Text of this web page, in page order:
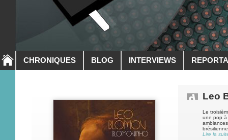
CHRONIQUES BLOG INTERVIEWS
Leo
Le
une pop à
Lire la